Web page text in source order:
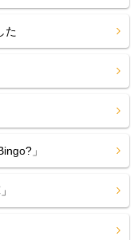
た
」